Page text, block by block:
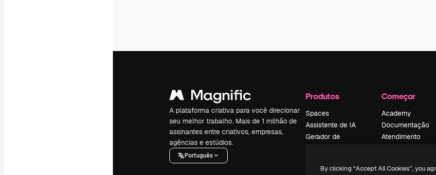
A plataforma criativa para você direcionar
seu melhor trabalho. Mais de 1 milhão de
assinantes entre criativos, empresas,
agências e estúdios.
Português
Produtos
Spaces
Assistente de IA
Gerador de
Texto para voz
Começar
Academy
Documentação
Atendimento
Política de
By clicking “Accept All Cookies”, you